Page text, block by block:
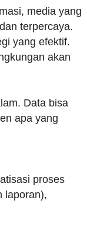
media yang
terpercaya.
yang efektif.
akan
Data bisa
apa yang
proses
laporan),